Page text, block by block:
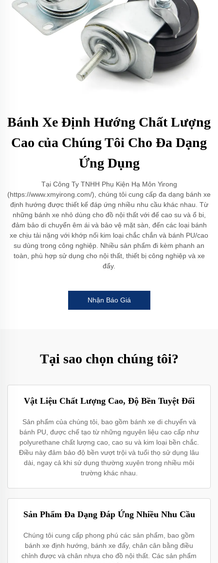
Bánh Xe Định Hướng Chất Lượng
Cao của Chúng Tôi Cho Đa Dạng
Ứng Dụng
Tại Công Ty TNHH Phụ Kiện Hạ Môn Yirong
(https://www.xmyirong.com/), chúng tôi cung cấp đa dạng bánh xe
định hướng được thiết kế đáp ứng nhiều nhu cầu khác nhau. Từ
những bánh xe nhỏ dùng cho đồ nội thất với đế cao su và ổ bi,
đảm bảo di chuyển êm ái và bảo vệ mặt sàn, đến các loại bánh
xe chịu tải nặng với khớp nối kim loại chắc chắn và bánh PU/cao
su dùng trong công nghiệp. Nhiều sản phẩm đi kèm phanh an
toàn, phù hợp sử dụng cho nội thất, thiết bị công nghiệp và xe
đẩy.
Nhận Báo Giá
Tại sao chọn chúng tôi?
Vật Liệu Chất Lượng Cao, Độ Bền Tuyệt Đối
Sản phẩm của chúng tôi, bao gồm bánh xe di chuyển và
bánh PU, được chế tạo từ những nguyên liệu cao cấp như
polyurethane chất lượng cao, cao su và kim loại bền chắc.
Điều này đảm bảo độ bền vượt trội và tuổi thọ sử dụng lâu
dài, ngay cả khi sử dụng thường xuyên trong nhiều môi
trường khác nhau.
Sản Phẩm Đa Dạng Đáp Ứng Nhiều Nhu Cầu
Chúng tôi cung cấp phong phú các sản phẩm, bao gồm
bánh xe định hướng, bánh xe đẩy, chân cân bằng điều
chỉnh được và chân nhựa cho đồ nội thất. Các sản phẩm